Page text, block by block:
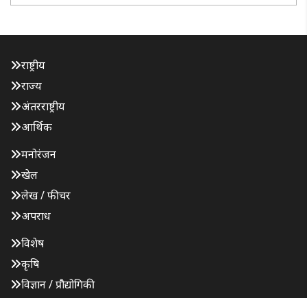
राष्ट्रीय
राज्य
अंतरराष्ट्रीय
आर्थिक
मनोरंजन
खेल
लेख / फीचर
अपराध
विशेष
कृषि
विज्ञान / प्रौद्योगिकी